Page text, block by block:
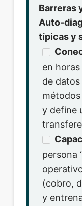
Barreras
Auto-
típicas y
en
de
y define
persona
(cobro,
y